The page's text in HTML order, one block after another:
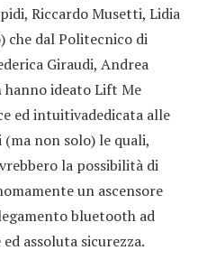
Riccardo Musetti, Lidia
che dal Politecnico di
Giraudi, Andrea
ideato Lift Me
ed intuitivadedicata alle
non solo) le quali,
la possibilità di
un ascensore
bluetooth ad
assoluta sicurezza.